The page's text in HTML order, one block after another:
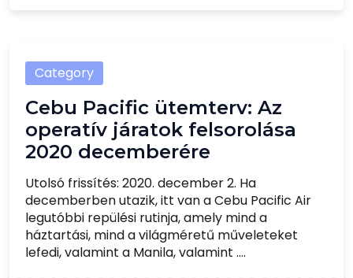
Category
Cebu Pacific ütemterv: Az
operatív járatok felsorolása
2020 decemberére
Utolsó frissítés: 2020. december 2. Ha
decemberben utazik, itt van a Cebu Pacific Air
legutóbbi repülési rutinja, amely mind a
háztartási, mind a világméretű műveleteket
lefedi, valamint a Manila, valamint ....